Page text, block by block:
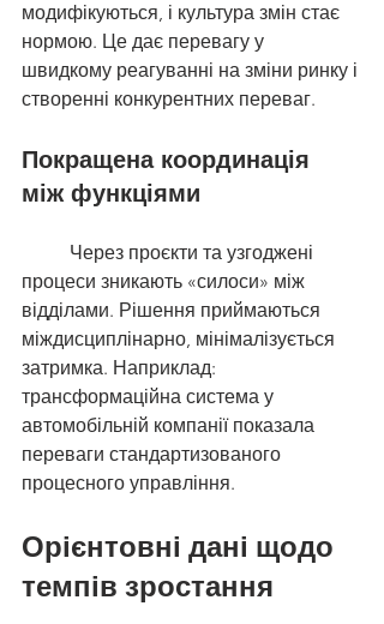
модифікуються, і культура змін стає
нормою. Це дає перевагу у
швидкому реагуванні на зміни ринку і
створенні конкурентних переваг.
Покращена координація
між функціями
процеси зникають «силоси» між
відділами. Рішення приймаються
міждисциплінарно, мінімалізується
затримка. Наприклад:
трансформаційна система у
автомобільній компанії показала
переваги стандартизованого
процесного управління.
Орієнтовні дані щодо
темпів зростання